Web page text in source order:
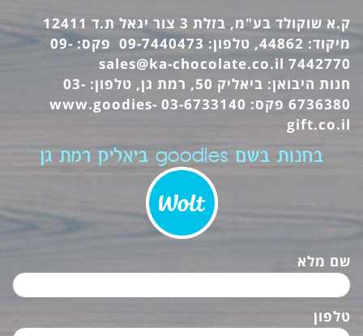
ק.א שוקולד בע"מ, בזלת 3 צור יגאל ת.ד 12411
מיקוד: 44862, טלפון: 09-7440473 פקס: 09-
7442770
sales@ka-chocolate.co.il
חנות היבואן: ביאליק 50, רמת גן, טלפון: 03-
6736380 פקס: 03-6733140
www.goodies-
gift.co.il
בחנות בשם goodies ביאליק רמת גן
שם מלא
טלפון